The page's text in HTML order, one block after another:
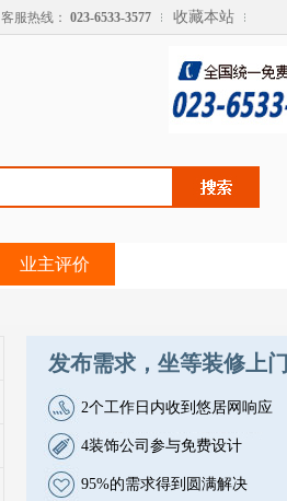
客服热线： 023-6533-3577 收藏本站
业主评价
发布需求，坐等装修上门
2个工作日内收到悠居网响应
4装饰公司参与免费设计
95%的需求得到圆满解决